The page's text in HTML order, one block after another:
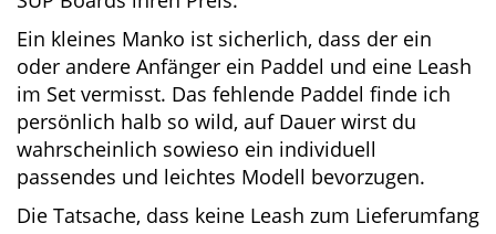
Das Board ist mit seiner erweiterten Länge sehr
gut für große und schwere Benutzer geeignet
und ist ein zuverlässiger Begleiter für eine
Vielzahl von Einsatzgebieten.
Die einwandfreie Verarbeitung und die
erstklassige Materialauswahl sind natürlich
nicht ganz günstig, aber Qualität hat eben auch
bei SUP Boards ihren Preis.